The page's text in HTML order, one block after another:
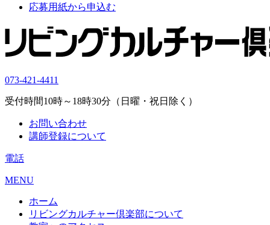
応募用紙から申込む
073-421-4411
受付時間10時～18時30分（日曜・祝日除く）
お問い合わせ
講師登録について
電話
MENU
ホーム
リビングカルチャー倶楽部について